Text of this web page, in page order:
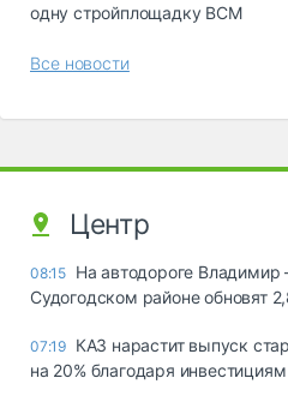
одну стройплощадку ВСМ
Все новости
Центр
08:15 На автодороге
Судогодском районе обновят
07:19 КАЗ нарастит выпуск
на 20% благодаря